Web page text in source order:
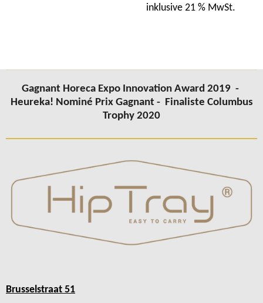
inklusive 21 % MwSt.
Gagnant Horeca Expo Innovation Award 2019 -
Heureka! Nominé Prix Gagnant - Finaliste Columbus
Trophy 2020
Brusselstraat 51